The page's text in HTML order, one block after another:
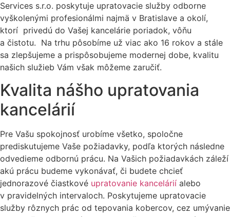
Services s.r.o. poskytuje upratovacie služby odborne
vyškolenými profesionálmi najmä v Bratislave a okolí,
ktorí privedú do Vašej kancelárie poriadok, vôňu
a čistotu. Na trhu pôsobíme už viac ako 16 rokov a stále
sa zlepšujeme a prispôsobujeme modernej dobe, kvalitu
našich služieb Vám však môžeme zaručiť.
Kvalita nášho upratovania
kancelárií
Pre Vašu spokojnosť urobíme všetko, spoločne
prediskutujeme Vaše požiadavky, podľa ktorých následne
odvedieme odbornú prácu. Na Vašich požiadavkách záleží
akú prácu budeme vykonávať, či budete chcieť
jednorazové čiastkové upratovanie kancelárií alebo
v pravidelných intervaloch. Poskytujeme upratovacie
služby rôznych prác od tepovania kobercov, cez umývanie